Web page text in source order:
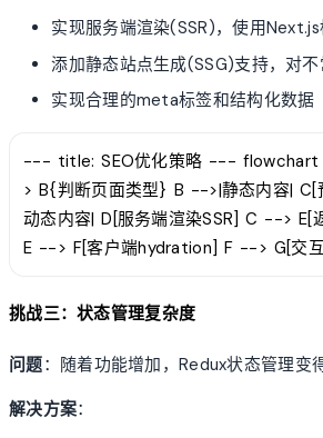
实现服务端渲染(SSR)，使用
添加静态站点生成(SSG)支持，对
实现合理的meta标签和结构化数据
--- title: SEO优化策略 --- flowchart
> B{判断页面类型} B -->|静态内容|
动态内容| D[服务端渲染SSR] C --> E[
E --> F[客户端hydration] F --> G[交
挑战三：状态管理复杂度
问题：随着功能增加，Redux状态管理变
解决方案：